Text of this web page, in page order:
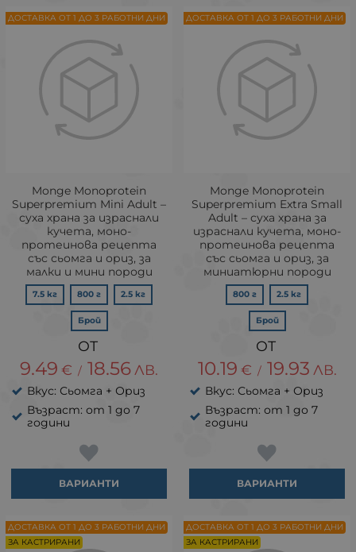
Monge Monoprotein
Superpremium Mini Adult –
суха храна за израснали
кучета, моно-
протеинова рецепта
със сьомга и ориз, за
малки и мини породи
7.5 кг 800 г 2.5 кг
Брой
9.49 € / 18.56 ЛВ.
Вкус: Сьомга + Ориз
Възраст: от 1 до 7
години
ВАРИАНТИ
ДОСТАВКА ОТ 1 ДО 3 РАБОТНИ ДНИ
Monge Monoprotein
Superpremium Extra Small
Adult – суха храна за
израснали кучета, моно-
протеинова рецепта
със сьомга и ориз, за
миниатюрни породи
800 г 2.5 кг
Брой
10.19 € / 19.93 ЛВ.
Вкус: Сьомга + Ориз
Възраст: от 1 до 7
години
ВАРИАНТИ
ДОСТАВКА ОТ 1 ДО 3 РАБОТНИ ДНИ
ДОСТАВКА ОТ 1 ДО 3 РАБОТНИ ДНИ
ЗА КАСТРИРАНИ
ДОСТАВКА ОТ 1 ДО 3 РАБОТНИ ДНИ
ЗА КАСТРИРАНИ